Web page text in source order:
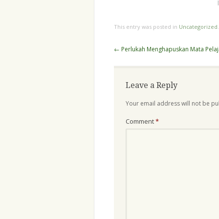
berkomunikasi dengan orang
lain. Dan belajar menulis
berkomunikasi dan menulis…
This entry was posted in Uncategorized
Post
← Perlukah Menghapuskan Mata
Leave a Reply
Your email address will not be
Comment*